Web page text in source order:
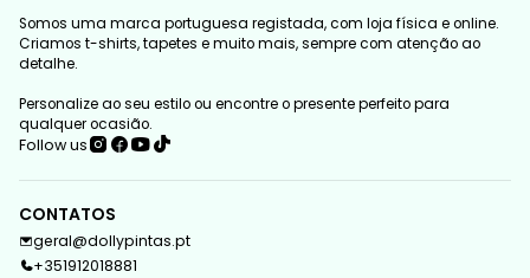
Somos uma marca portuguesa registada, com loja física e online.
Criamos t-shirts, tapetes e muito mais, sempre com atenção ao
detalhe.
Personalize ao seu estilo ou encontre o presente perfeito para
qualquer ocasião.
Follow us
CONTATOS
geral@dollypintas.pt
+351912018881